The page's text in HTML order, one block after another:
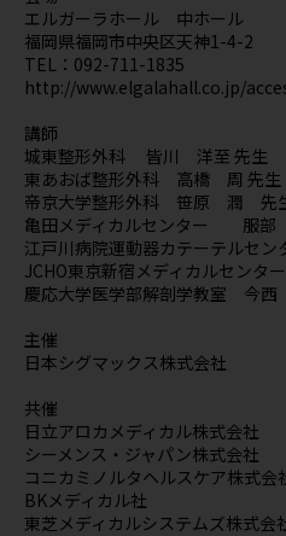
エルガーラホール 中ホール
福岡県福岡市中央区天神1-4-2
TEL：092-711-1835
http://www.elgalahall.co.jp/
講師
城東整形外科 皆川 洋至 先生
東あおば整形外科 高橋 周 先生
帝京大学整形外科 笹原 潤 先
亀田メディカルセンター 服部
江戸川病院運動器カテーテルセ
JCHO東京新宿メディカルセン
慶応大学医学部解剖学教室 今
主催
日本シグマックス株式会社
共催
日立アロカメディカル株式会社
シーメンス・ジャパン株式会社
コニカミノルタヘルスケア株式会
BKメディカル社
東芝メディカルシステムズ株式会